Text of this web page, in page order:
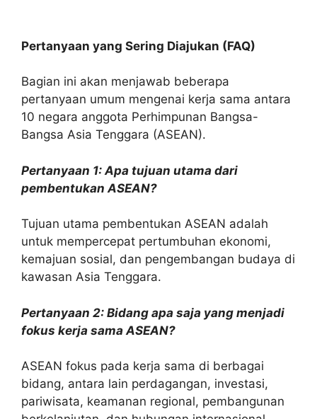
Pertanyaan yang Sering Diajukan (FAQ)
Bagian ini akan menjawab beberapa
pertanyaan umum mengenai kerja sama antara
10 negara anggota Perhimpunan Bangsa-
Bangsa Asia Tenggara (ASEAN).
Pertanyaan 1: Apa tujuan utama dari
pembentukan ASEAN?
Tujuan utama pembentukan ASEAN adalah
untuk mempercepat pertumbuhan ekonomi,
kemajuan sosial, dan pengembangan budaya di
kawasan Asia Tenggara.
Pertanyaan 2: Bidang apa saja yang menjadi
fokus kerja sama ASEAN?
ASEAN fokus pada kerja sama di berbagai
bidang, antara lain perdagangan, investasi,
pariwisata, keamanan regional, pembangunan